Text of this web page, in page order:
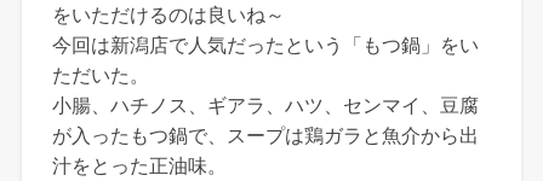
をいただけるのは良いね～
今回は新潟店で人気だったという「もつ鍋」をい
ただいた。
小腸、ハチノス、ギアラ、ハツ、センマイ、豆腐
が入ったもつ鍋で、スープは鶏ガラと魚介から出
汁をとった正油味。